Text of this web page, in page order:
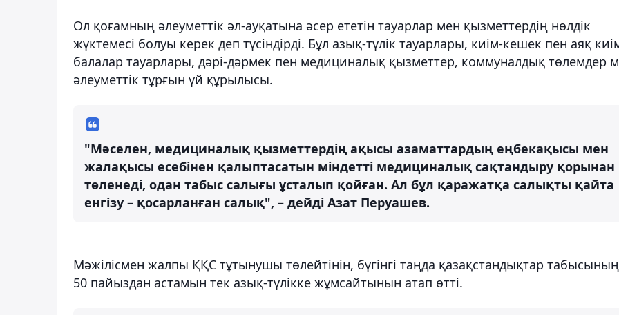
Ол қоғамның әлеуметтік әл-ауқатына әсер ететін тауарлар мен қызметтердің нөлдік
жүктемесі болуы керек деп түсіндірді. Бұл азық-түлік тауарлары, киім-кешек пен аяқ
балалар тауарлары, дәрі-дәрмек пен медициналық қызметтер, коммуналдық төлемдер
әлеуметтік тұрғын үй құрылысы.
"Мәселен, медициналық қызметтердің ақысы азаматтардың еңбекақысы мен
жалақысы есебінен қалыптасатын міндетті медициналық сақтандыру қорынан
төленеді, одан табыс салығы ұсталып қойған. Ал бұл қаражатқа салықты қайта
енгізу – қосарланған салық", – дейді Азат Перуашев.
Мәжілісмен жалпы ҚҚС тұтынушы төлейтінін, бүгінгі таңда қазақстандықтар табысының
50 пайыздан астамын тек азық-түлікке жұмсайтынын атап өтті.